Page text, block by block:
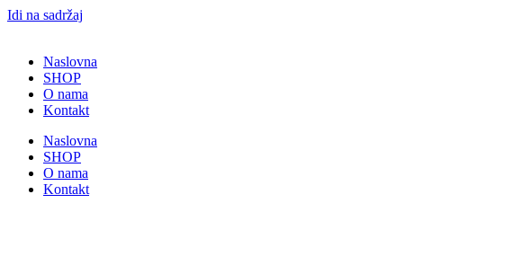
Idi na sadržaj
Naslovna
SHOP
O nama
Kontakt
Naslovna
SHOP
O nama
Kontakt